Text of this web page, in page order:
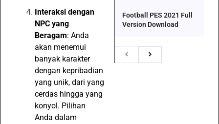
Interaksi dengan
NPC yang
Beragam: Anda
akan menemui
banyak karakter
dengan kepribadian
yang unik, dari yang
cerdas hingga yang
konyol. Pilihan
Anda dalam
Football PES 2021 Full
Version Download